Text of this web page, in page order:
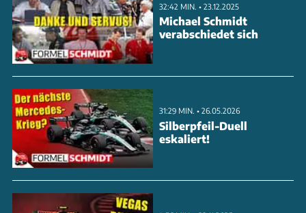
32:42 MIN. • 23.12.2025
Michael Schmidt
verabschiedet sich
31:29 MIN. • 26.05.2026
Silberpfeil-Duell
eskaliert!